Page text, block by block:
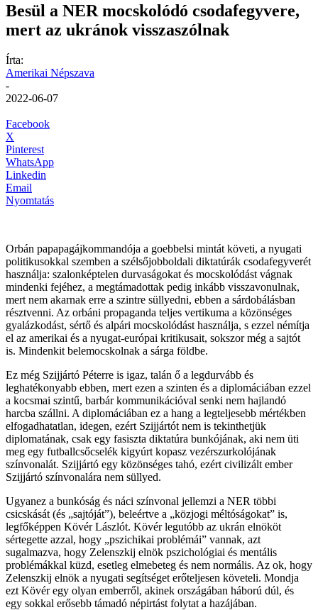
Besül a NER mocskolódó csodafegyvere,
mert az ukránok visszaszólnak
Írta:
Amerikai Népszava
-
2022-06-07
Facebook
X
Pinterest
WhatsApp
Linkedin
Email
Nyomtatás
Orbán papapagájkommandója a goebbelsi mintát követi, a nyugati
politikusokkal szemben a szélsőjobboldali diktatúrák csodafegyverét
használja: szalonképtelen durvaságokat és mocskolódást vágnak
mindenki fejéhez, a megtámadottak pedig inkább visszavonulnak,
mert nem akarnak erre a szintre süllyedni, ebben a sárdobálásban
résztvenni. Az orbáni propaganda teljes vertikuma a közönséges
gyalázkodást, sértő és alpári mocskolódást használja, s ezzel némítja
el az amerikai és a nyugat-európai kritikusait, sokszor még a sajtót
is. Mindenkit belemocskolnak a sárga földbe.
Ez még Szijjártó Péterre is igaz, talán ő a legdurvább és
leghatékonyabb ebben, mert ezen a szinten és a diplomáciában ezzel
a kocsmai szintű, barbár kommunikációval senki nem hajlandó
harcba szállni. A diplomáciában ez a hang a legteljesebb mértékben
elfogadhatatlan, idegen, ezért Szijjártót nem is tekinthetjük
diplomatának, csak egy fasiszta diktatúra bunkójának, aki nem üti
meg egy futballcsőcselék kigyúrt kopasz vezérszurkolójának
színvonalát. Szijjártó egy közönséges tahó, ezért civilizált ember
Szijjártó színvonalára nem süllyed.
Ugyanez a bunkóság és náci színvonal jellemzi a NER többi
csicskását (és „sajtóját”), beleértve a „közjogi méltóságokat” is,
legfőképpen Kövér Lászlót. Kövér legutóbb az ukrán elnököt
sértegette azzal, hogy „pszichikai problémái” vannak, azt
sugalmazva, hogy Zelenszkij elnök pszichológiai és mentális
problémákkal küzd, esetleg elmebeteg és nem normális. Az ok, hogy
Zelenszkij elnök a nyugati segítséget erőteljesen követeli. Mondja
ezt Kövér egy olyan emberről, akinek országában háború dúl, és
egy sokkal erősebb támadó népirtást folytat a hazájában.